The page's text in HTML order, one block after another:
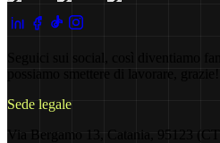
possiamo smettere di lavorare, grazie!
Sede legale
Via Bergamo 13, Catania, 95123 (CT)